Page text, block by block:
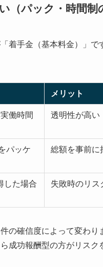
（パック・時間制
着手金（基本料金）」
メリット
働時間
透明性が高い
パッケ
総額を事前に
した場合
失敗時のリス
の確信度によって変わ
成功報酬型の方がリスク